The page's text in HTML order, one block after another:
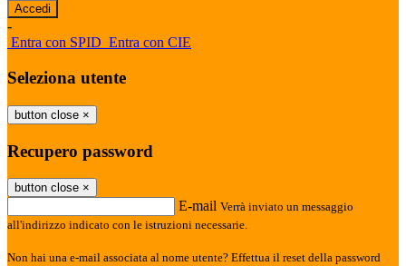
-
Entra con SPID Entra con CIE
Seleziona utente
button close ×
Recupero password
button close ×
E-mail Verrà inviato un messaggio
all'indirizzo indicato con le istruzioni necessarie.
Non hai una e-mail associata al nome utente? Effettua il reset della password